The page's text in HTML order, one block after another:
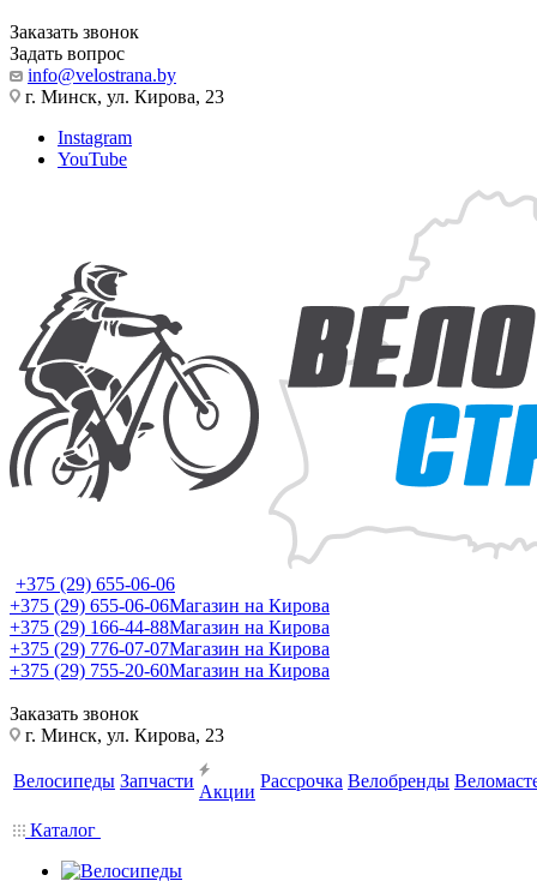
Заказать звонок
Задать вопрос
info@velostrana.by
г. Минск, ул. Кирова, 23
Instagram
YouTube
+375 (29) 655-06-06
+375 (29) 655-06-06Магазин на Кирова
+375 (29) 166-44-88Магазин на Кирова
+375 (29) 776-07-07Магазин на Кирова
+375 (29) 755-20-60Магазин на Кирова
Заказать звонок
г. Минск, ул. Кирова, 23
Велосипеды Запчасти
Акции
Рассрочка Велобренды
Каталог